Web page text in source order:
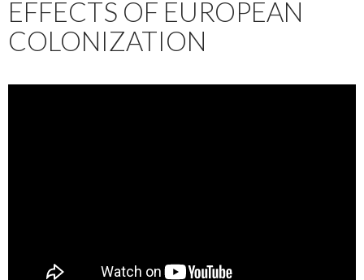
EFFECTS OF EUROPEAN
COLONIZATION